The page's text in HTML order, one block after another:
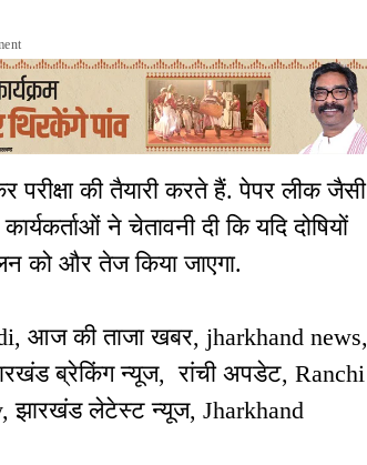
की तैयारी करते हैं. पेपर लीक जैसी
ने चेतावनी दी कि यदि दोषियों
को और तेज किया जाएगा.
आज की ताजा खबर, jharkhand news,
ब्रेकिंग न्यूज, रांची अपडेट, Ranchi
झारखंड लेटेस्ट न्यूज, Jharkhand